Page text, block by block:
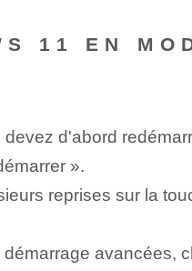
11 EN
d'abord
».
reprises sur la
avancées,